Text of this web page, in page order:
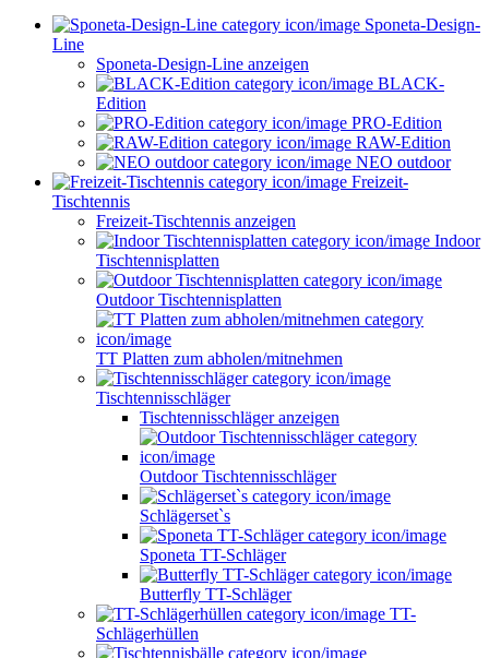
Sponeta-Design-
Line
Sponeta-Design-Line anzeigen
BLACK-
Edition
PRO-Edition
RAW-Edition
NEO outdoor
Freizeit-
Tischtennis
Freizeit-Tischtennis anzeigen
Indoor
Tischtennisplatten
Outdoor Tischtennisplatten
TT Platten zum abholen/mitnehmen
Tischtennisschläger
Tischtennisschläger anzeigen
Outdoor Tischtennisschläger
Schlägerset`s
Sponeta TT-Schläger
Butterfly TT-Schläger
TT-
Schlägerhüllen